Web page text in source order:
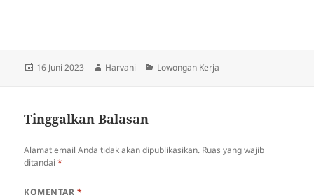
Diposkan
16 Juni 2023 Penulis
Harvani Kategori
Lowongan Kerja
Tinggalkan Balasan
Alamat email Anda tidak akan dipublikasikan. Ruas yang wajib
ditandai*
KOMENTAR *